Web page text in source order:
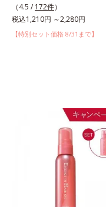
（4.5 / 172件）
税込1,210円 ～2,280円
【特別セット価格 8/31まで】